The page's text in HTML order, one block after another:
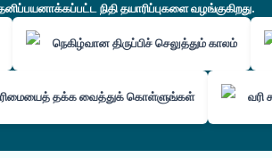
நிதி தயாரிப்புகளை வழங்குகிறது.
நெகிழ்வான திருப்பிச் செலுத்தும் காலம்
தக்க வைத்துக் கொள்ளுங்கள் வரி